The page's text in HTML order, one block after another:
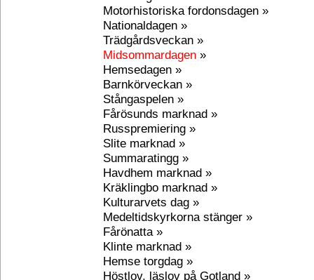
Motorhistoriska fordonsdagen »
Nationaldagen »
Trädgårdsveckan »
Midsommardagen »
Hemsedagen »
Barnkörveckan »
Stångaspelen »
Fårösunds marknad »
Russpremiering »
Slite marknad »
Summaratingg »
Havdhem marknad »
Kräklingbo marknad »
Kulturarvets dag »
Medeltidskyrkorna stänger »
Fårönatta »
Klinte marknad »
Hemse torgdag »
Höstlov, läslov på Gotland »